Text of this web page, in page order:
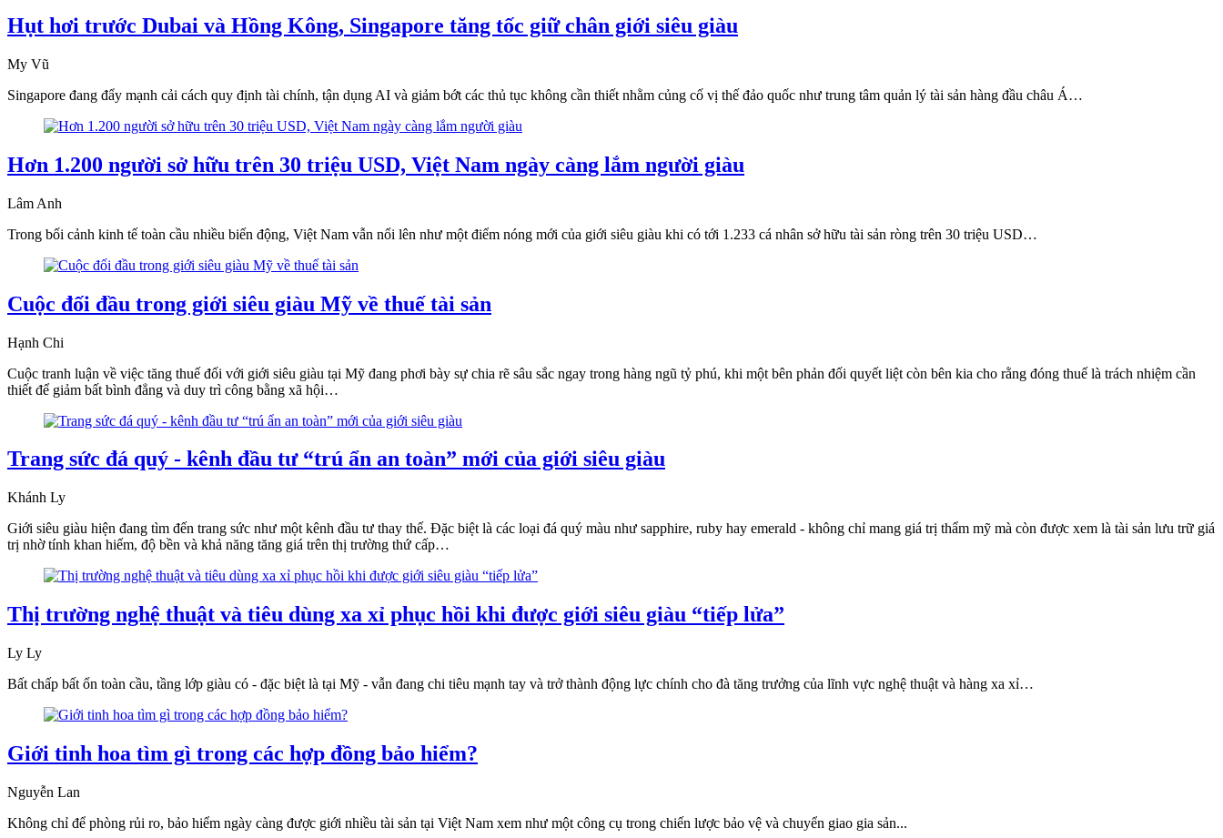
Hụt hơi trước Dubai và Hồng Kông, Singapore tăng tốc giữ chân giới siêu giàu
My Vũ
Singapore đang đẩy mạnh cải cách quy định tài chính, tận dụng AI và giảm bớt các thủ tục không cần thiết nhằm củng cố vị thế đảo quốc như trung tâm quản lý tài sản hàng đầu châu Á…
Hơn 1.200 người sở hữu trên 30 triệu USD, Việt Nam ngày càng lắm người giàu
Lâm Anh
Trong bối cảnh kinh tế toàn cầu nhiều biến động, Việt Nam vẫn nổi lên như một điểm nóng mới của giới siêu giàu khi có tới 1.233 cá nhân sở hữu tài sản ròng trên 30 triệu USD…
Cuộc đối đầu trong giới siêu giàu Mỹ về thuế tài sản
Hạnh Chi
Cuộc tranh luận về việc tăng thuế đối với giới siêu giàu tại Mỹ đang phơi bày sự chia rẽ sâu sắc ngay trong hàng ngũ tỷ phú, khi một bên phản đối quyết liệt còn bên kia cho rằng đóng thuế là trách nhiệm cần
thiết để giảm bất bình đẳng và duy trì công bằng xã hội…
Trang sức đá quý - kênh đầu tư “trú ẩn an toàn” mới của giới siêu giàu
Khánh Ly
Giới siêu giàu hiện đang tìm đến trang sức như một kênh đầu tư thay thế. Đặc biệt là các loại đá quý màu như sapphire, ruby hay emerald - không chỉ mang giá trị thẩm mỹ mà còn được xem là tài sản lưu trữ giá
trị nhờ tính khan hiếm, độ bền và khả năng tăng giá trên thị trường thứ cấp…
Thị trường nghệ thuật và tiêu dùng xa xỉ phục hồi khi được giới siêu giàu “tiếp lửa”
Ly Ly
Bất chấp bất ổn toàn cầu, tầng lớp giàu có - đặc biệt là tại Mỹ - vẫn đang chi tiêu mạnh tay và trở thành động lực chính cho đà tăng trưởng của lĩnh vực nghệ thuật và hàng xa xỉ…
Giới tinh hoa tìm gì trong các hợp đồng bảo hiểm?
Nguyễn Lan
Không chỉ để phòng rủi ro, bảo hiểm ngày càng được giới nhiều tài sản tại Việt Nam xem như một công cụ trong chiến lược bảo vệ và chuyển giao gia sản...